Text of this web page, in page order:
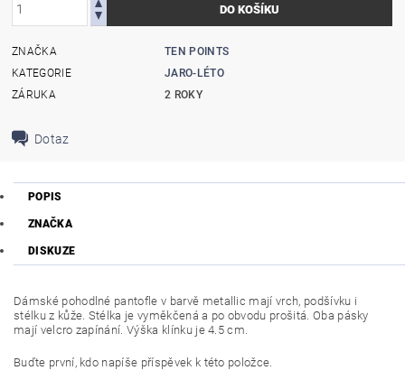
ZNAČKA
TEN POINTS
KATEGORIE
JARO-LÉTO
ZÁRUKA
2 ROKY
Dotaz
POPIS
ZNAČKA
DISKUZE
Dámské pohodlné pantofle v barvě metallic mají vrch, podšívku i
stélku z kůže. Stélka je vyměkčená a po obvodu prošitá. Oba pásky
mají velcro zapínání. Výška klínku je 4.5 cm.
Buďte první, kdo napíše příspěvek k této položce.